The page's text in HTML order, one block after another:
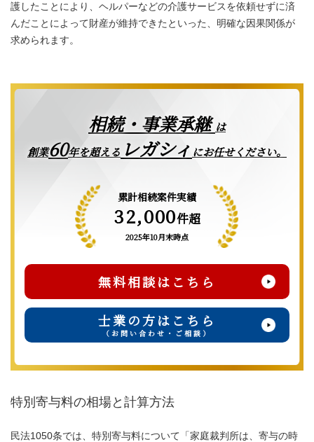
護したことにより、ヘルパーなどの介護サービスを依頼せずに済
んだことによって財産が維持できたといった、明確な因果関係が
求められます。
相続・事業承継は
創業60年を超える レガシィ にお任せください。
累計相続案件実績
32,000件超
2025年10月末時点
無料相談はこちら
士業の方はこちら
（お問い合わせ・ご相談）
特別寄与料の相場と計算方法
民法1050条では、特別寄与料について「家庭裁判所は、寄与の時